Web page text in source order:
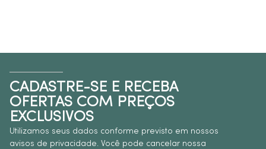
CADASTRE-SE E RECEBA
OFERTAS COM PREÇOS
EXCLUSIVOS
Utilizamos seus dados conforme previsto em nossos
avisos de privacidade. Você pode cancelar nossa